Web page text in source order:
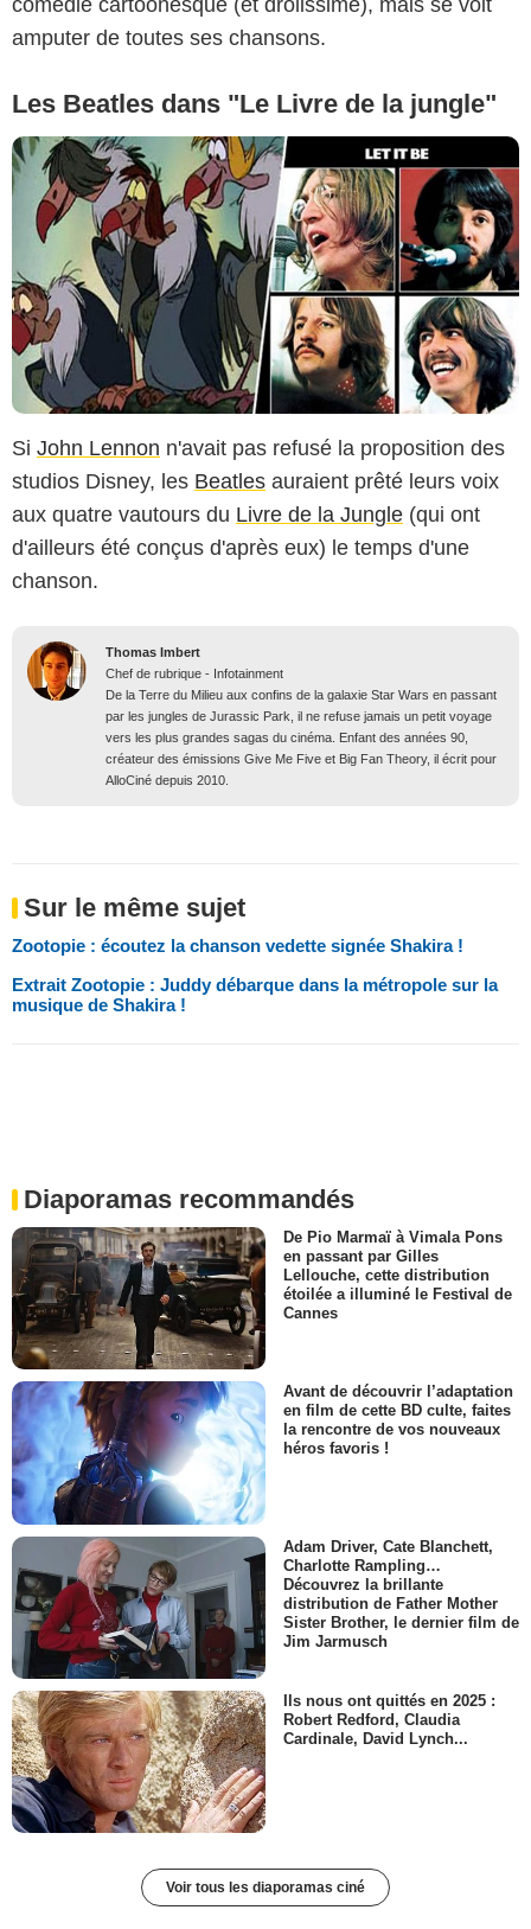
amputer de toutes ses chansons.
Les Beatles dans "Le Livre de la jungle"
Si John Lennon n'avait pas refusé la proposition des
studios Disney, les Beatles auraient prêté leurs voix
aux quatre vautours du Livre de la Jungle (qui ont
d'ailleurs été conçus d'après eux) le temps d'une
chanson.
Thomas Imbert
Chef de rubrique - Infotainment
De la Terre du Milieu aux confins de la galaxie Star Wars en passant
par les jungles de Jurassic Park, il ne refuse jamais un petit voyage
vers les plus grandes sagas du cinéma. Enfant des années 90,
créateur des émissions Give Me Five et Big Fan Theory, il écrit pour
AlloCiné depuis 2010.
Sur le même sujet
Zootopie : écoutez la chanson vedette signée Shakira !
Extrait Zootopie : Juddy débarque dans la métropole sur la
musique de Shakira !
Diaporamas recommandés
De Pio Marmaï à Vimala Pons
en passant par Gilles
Lellouche, cette distribution
étoilée a illuminé le Festival de
Cannes
Avant de découvrir l’adaptation
en film de cette BD culte, faites
la rencontre de vos nouveaux
héros favoris !
Adam Driver, Cate Blanchett,
Charlotte Rampling…
Découvrez la brillante
distribution de Father Mother
Sister Brother, le dernier film de
Jim Jarmusch
Ils nous ont quittés en 2025 :
Robert Redford, Claudia
Cardinale, David Lynch...
Voir tous les diaporamas ciné